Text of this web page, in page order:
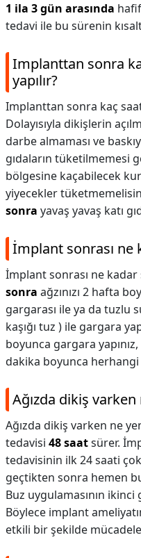
1 ila 3 gün arasında
tedavi ile bu sürenin
Implanttan sonra
yapılır?
Implanttan sonra kaç
Dolayısıyla dikişlerin
darbe almaması ve
gıdaların tüketilmemesi
bölgesine kaçabilecek
yiyecekler
sonra yavaş yavaş katı
İmplant sonrası ne
İmplant sonrası ne
sonra ağzınızı 2 hafta
gargarası ile ya da tuzlu
kaşığı tuz ) ile gargara
boyunca gargara
dakika boyunca
Ağızda dikiş
Ağızda dikiş varken ne
tedavisi 48 saatsürer.
tedavisinin ilk 24 saati
geçtikten sonra hemen
Buz uygulamasının
Böylece implant
etkili bir şekilde